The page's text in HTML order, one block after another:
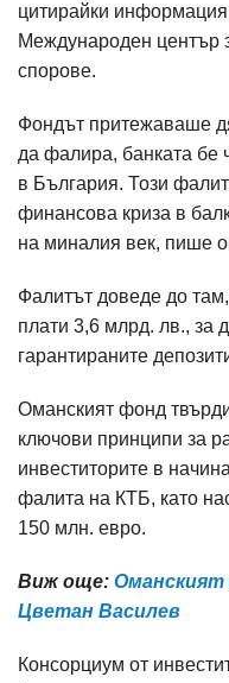
цитирайки
Международен център
спорове.
Фондът притежаваше
да фалира, банката бе
в България. Този
финансова криза в
на миналия век, пише
Фалитът доведе до
плати 3,6 млрд. лв., за
гарантираните
Оманският фонд
ключови принципи за
инвеститорите в
фалита на КТБ, като
150 млн. евро.
Виж още: Оманският
Цветан Василев
Консорциум от